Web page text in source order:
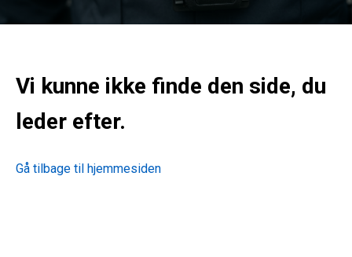
Vi kunne ikke finde den side, du
leder efter.
Gå tilbage til hjemmesiden